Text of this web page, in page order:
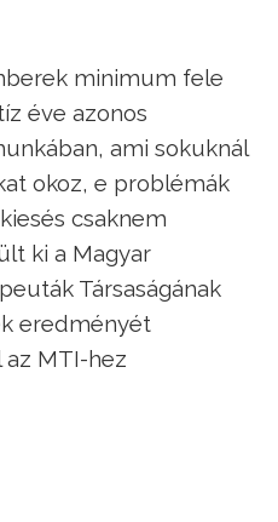
minimum fele
éve azonos
ami sokuknál
okoz, e problémák
csaknem
ki a Magyar
Társaságának
eredményét
MTI-hez